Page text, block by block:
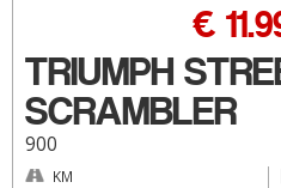
TRIUMPH
SCRAMBLER
900
€
KM